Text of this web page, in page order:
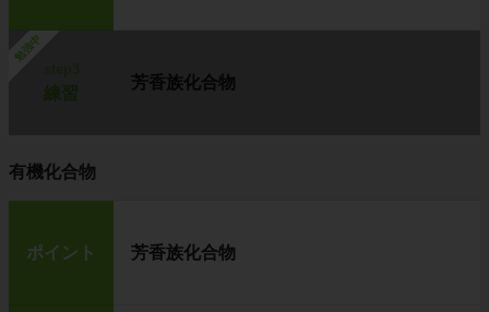
勉強中
芳香族化合物
有機化合物
ポイント 芳香族化合物